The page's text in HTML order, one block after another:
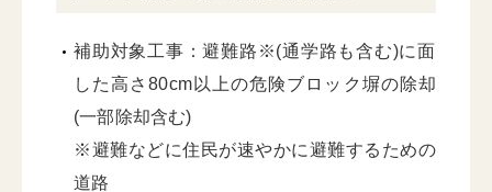
補助対象工事：避難路※(通学路も含む)に面
した高さ80cm以上の危険ブロック塀の除却
(一部除却含む)
※避難などに住民が速やかに避難するための
道路